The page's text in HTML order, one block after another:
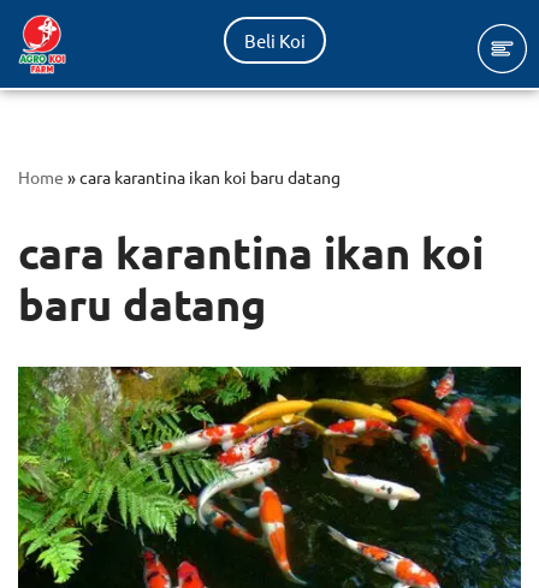
Lompat
ke
Beli Koi
Home »cara karantina ikan koi baru datang
cara karantina ikan koi
baru datang